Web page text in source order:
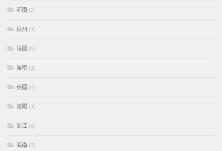
河南 (2)
泉州 (1)
法國 (5)
波密 (1)
泰國 (4)
洛陽 (1)
浙江 (8)
海南 (3)